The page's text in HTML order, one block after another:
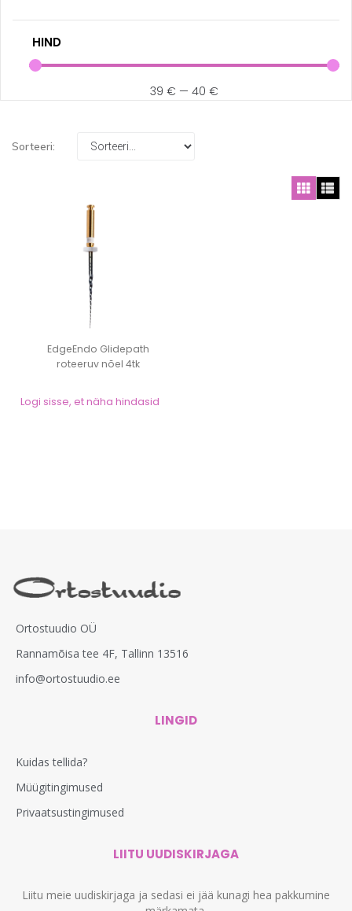
HIND
39 € — 40 €
Sorteeri:
EdgeEndo Glidepath
roteeruv nõel 4tk
Logi sisse, et näha hindasid
Ortostuudio OÜ
Rannamõisa tee 4F, Tallinn 13516
info@ortostuudio.ee
LINGID
Kuidas tellida?
Müügitingimused
Privaatsustingimused
LIITU UUDISKIRJAGA
Liitu meie uudiskirjaga ja sedasi ei jää kunagi hea pakkumine